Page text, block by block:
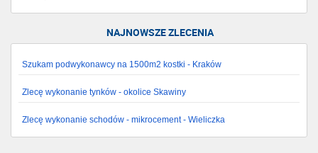
NAJNOWSZE ZLECENIA
Szukam podwykonawcy na 1500m2 kostki - Kraków
Zlecę wykonanie tynków - okolice Skawiny
Zlecę wykonanie schodów - mikrocement - Wieliczka